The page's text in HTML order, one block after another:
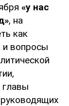
«у нас
, на
как
и вопросы
руководящих